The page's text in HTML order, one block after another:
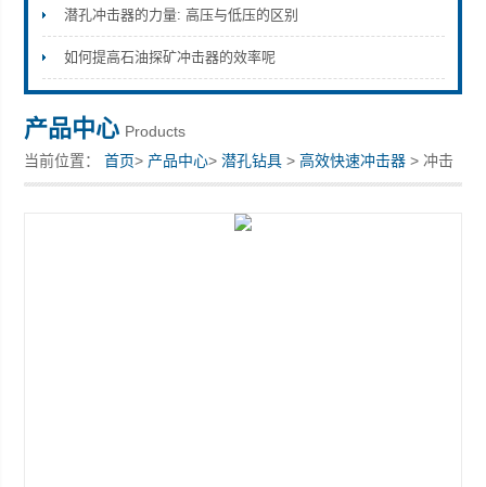
宣化县瑞科钻孔机械厂
潜孔冲击器的力量: 高压与低压的区别
如何提高石油探矿冲击器的效率呢
产品中心 Products
当前位置：首页> 产品中心>潜孔钻具 >高效快速冲击器 > 冲击
器卡钎套前接头宣化黑金刚